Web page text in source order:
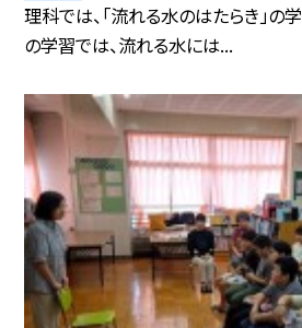
理科では、「流れる水のはたらき」の
の学習では、流れる水には...